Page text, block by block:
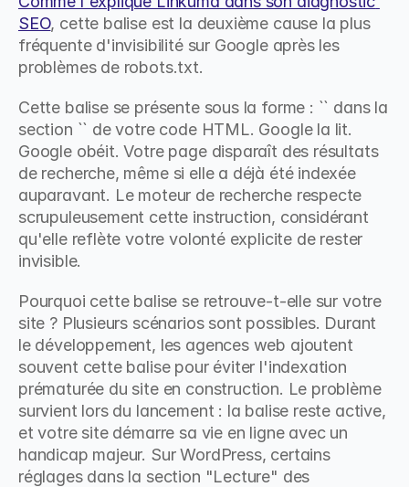
SEO, cette balise est la deuxième cause la plus
fréquente d'invisibilité sur Google après les
problèmes de robots.txt.
Cette balise se présente sous la forme : `` dans la
section `` de votre code HTML. Google la lit.
Google obéit. Votre page disparaît des résultats
de recherche, même si elle a déjà été indexée
auparavant. Le moteur de recherche respecte
scrupuleusement cette instruction, considérant
qu'elle reflète votre volonté explicite de rester
invisible.
Pourquoi cette balise se retrouve-t-elle sur votre
site ? Plusieurs scénarios sont possibles. Durant
le développement, les agences web ajoutent
souvent cette balise pour éviter l'indexation
prématurée du site en construction. Le problème
survient lors du lancement : la balise reste active,
et votre site démarre sa vie en ligne avec un
handicap majeur. Sur WordPress, certains
réglages dans la section "Lecture" des